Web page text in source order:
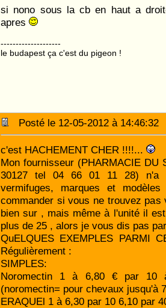
si nono sous la cb en haut a
apres
--------------------
le budapest ça c'est du pigeon !
Posté le 12-05-2012 à
c'est HACHEMENT CHER !!!!...
Mon fournisseur (PHARMACIE DU
30127 tel 04 66 01 11 28) n'a
vermifuges, marques et
commander si vous ne trouvez pas
bien sur , mais même à l'unité il
plus de 25 , alors je vous dis pas
QuELQUES EXEMPLES PARMI
Régulièrement :
SIMPLES:
Noromectin 1 à 6,80 € par
(noromectin= pour chevaux jusqu'à
ERAQUEl 1 à 6,30 par 10 6,10 par